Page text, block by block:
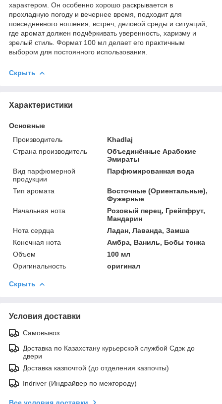
характером. Он особенно хорошо раскрывается в
прохладную погоду и вечернее время, подходит для
повседневного ношения, встреч, деловой среды и ситуаций,
где аромат должен подчёркивать уверенность, харизму и
зрелый стиль. Формат 100 мл делает его практичным
выбором для постоянного использования.
Скрыть
Характеристики
Основные
Производитель
Khadlaj
Страна производитель
Объединённые Арабские
Эмираты
Вид парфюмерной
продукции
Парфюмированная вода
Тип аромата
Восточные (Ориентальные),
Фужерные
Начальная нота
Розовый перец, Грейпфрут,
Мандарин
Нота сердца
Ладан, Лаванда, Замша
Конечная нота
Амбра, Ваниль, Бобы тонка
Объем
100 мл
Оригинальность
оригинал
Скрыть
Условия доставки
Самовывоз
Доставка по Казахстану курьерской службой Сдэк до
двери
Доставка казпочтой (до отделения казпочты)
Indriver (Индрайвер по межгороду)
Все условия доставки